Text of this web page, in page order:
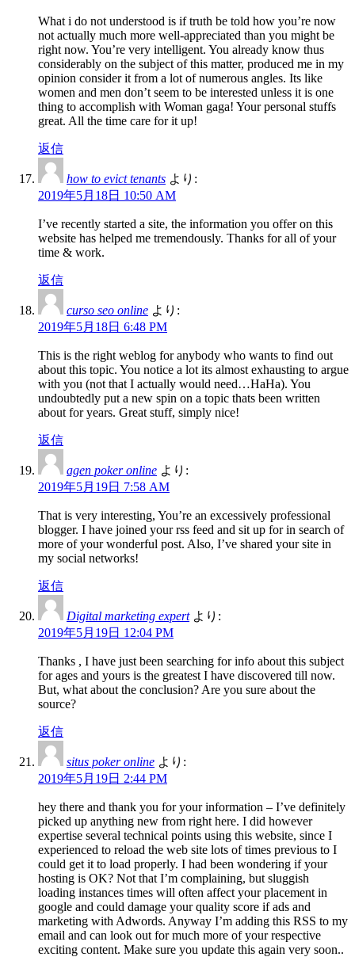
What i do not understood is if truth be told how you’re now
not actually much more well-appreciated than you might be
right now. You’re very intelligent. You already know thus
considerably on the subject of this matter, produced me in my
opinion consider it from a lot of numerous angles. Its like
women and men don’t seem to be interested unless it is one
thing to accomplish with Woman gaga! Your personal stuffs
great. All the time care for it up!
返信
how to evict tenants より:
2019年5月18日 10:50 AM
I’ve recently started a site, the information you offer on this
website has helped me tremendously. Thanks for all of your
time & work.
返信
curso seo online より:
2019年5月18日 6:48 PM
This is the right weblog for anybody who wants to find out
about this topic. You notice a lot its almost exhausting to argue
with you (not that I actually would need…HaHa). You
undoubtedly put a new spin on a topic thats been written
about for years. Great stuff, simply nice!
返信
agen poker online より:
2019年5月19日 7:58 AM
That is very interesting, You’re an excessively professional
blogger. I have joined your rss feed and sit up for in search of
more of your wonderful post. Also, I’ve shared your site in
my social networks!
返信
Digital marketing expert より:
2019年5月19日 12:04 PM
Thanks , I have just been searching for info about this subject
for ages and yours is the greatest I have discovered till now.
But, what about the conclusion? Are you sure about the
source?
返信
situs poker online より:
2019年5月19日 2:44 PM
hey there and thank you for your information – I’ve definitely
picked up anything new from right here. I did however
expertise several technical points using this website, since I
experienced to reload the web site lots of times previous to I
could get it to load properly. I had been wondering if your
hosting is OK? Not that I’m complaining, but sluggish
loading instances times will often affect your placement in
google and could damage your quality score if ads and
marketing with Adwords. Anyway I’m adding this RSS to my
email and can look out for much more of your respective
exciting content. Make sure you update this again very soon..